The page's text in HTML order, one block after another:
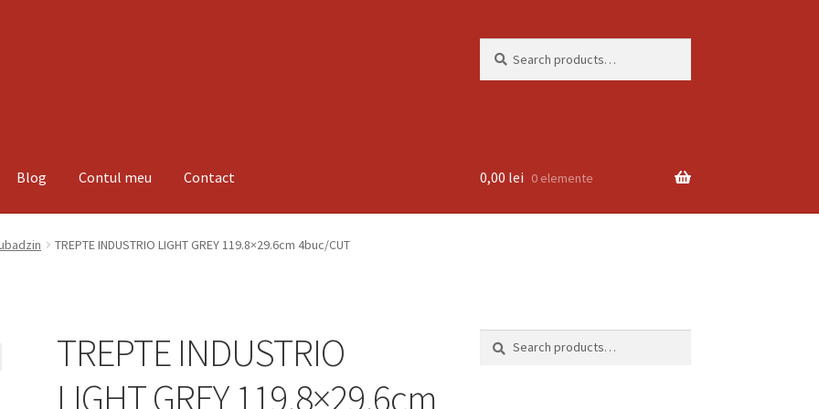
for:
Blog Contul meu Contact
noiInformatiiMagazinPlată
0,00 lei 0 elemente
TREPTE INDUSTRIO LIGHT GREY 119.8×29.6cm 4buc/CUT
TREPTE INDUSTRIO
LIGHT GREY 119.8×29.6cm
Search
Search